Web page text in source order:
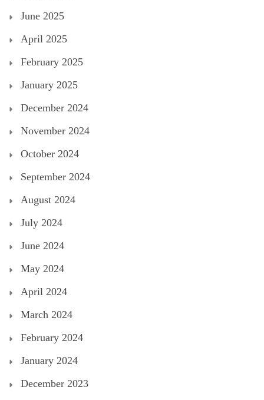
June 2025
April 2025
February 2025
January 2025
December 2024
November 2024
October 2024
September 2024
August 2024
July 2024
June 2024
May 2024
April 2024
March 2024
February 2024
January 2024
December 2023